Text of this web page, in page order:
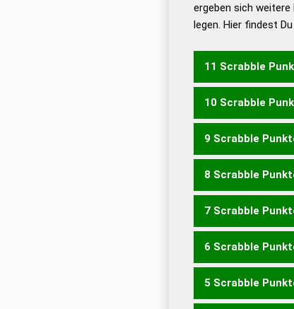
ergeben sich
legen. Hier findest
11 Scrabble
CHORUS
10 Scrabble
CHORS SCHOR
9 Scrabble
CHOR OCHS
8 Scrabble
RUCH SUCH
7 Scrabble
OCR SCH CRUS
6 Scrabble
CRU CSU OHRS
5 Scrabble